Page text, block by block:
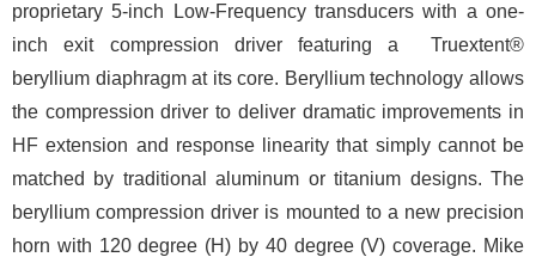
proprietary 5-inch Low-Frequency transducers with a one-
inch exit compression driver featuring a Truextent®
beryllium diaphragm at its core. Beryllium technology allows
the compression driver to deliver dramatic improvements in
HF extension and response linearity that simply cannot be
matched by traditional aluminum or titanium designs. The
beryllium compression driver is mounted to a new precision
horn with 120 degree (H) by 40 degree (V) coverage. Mike